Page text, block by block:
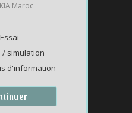
Maroc
/ simulation
d'information